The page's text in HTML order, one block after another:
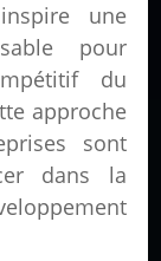
une
pour
du
approche
sont
dans la